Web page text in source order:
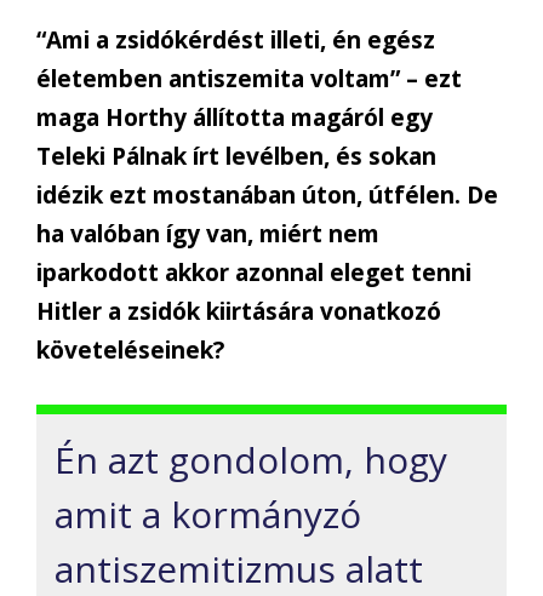
“Ami a zsidókérdést illeti, én egész
életemben antiszemita voltam” – ezt
maga Horthy állította magáról egy
Teleki Pálnak írt levélben, és sokan
idézik ezt mostanában úton, útfélen. De
ha valóban így van, miért nem
iparkodott akkor azonnal eleget tenni
Hitler a zsidók kiirtására vonatkozó
követeléseinek?
Én azt gondolom, hogy
amit a kormányzó
antiszemitizmus alatt